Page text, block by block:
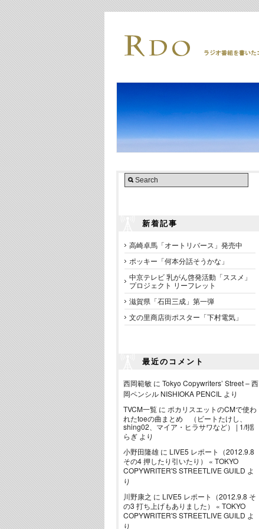
新着記事
高崎卓馬「オートリバース」発売中
ポッキー「何本分話そうかな」
中京テレビ 乳がん啓発活動「ススメ」
プロジェクト リーフレット
滋賀県「石田三成」第一弾
文の里商店街ポスター「下村電気」
最近のコメント
西岡範敏 に Tokyo Copywriters’ Street – 西
岡ペンシル NISHIOKA PENCIL より
TVCM一覧 に ポカリスエットのCMで使わ
れたtoeの曲まとめ （ビートたけし、
shing02、マイア・ヒラサワなど） | 1/f揺
らぎ より
小野田隆雄 に LIVE5 レポート（2012.9.8
その4 押したり引いたり） « TOKYO
COPYWRITER'S STREETLIVE GUILD よ
り
川野康之 に LIVE5 レポート（2012.9.8 そ
の3 打ち上げもありました） « TOKYO
COPYWRITER'S STREETLIVE GUILD よ
り